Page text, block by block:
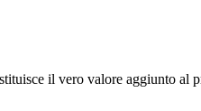
il vero valore aggiunto al